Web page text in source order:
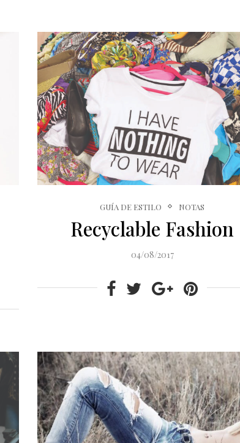
GUÍA DE ESTILO NOTAS
Recyclable Fashion
04/08/2017